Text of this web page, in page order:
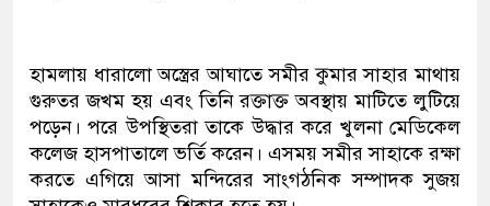
হামলায় ধারালো অস্ত্রের আঘাতে সমীর কুমার সাহার মাথায়
গুরুতর জখম হয় এবং তিনি রক্তাক্ত অবস্থায় মাটিতে লুটিয়ে
পড়েন। পরে উপস্থিতরা তাকে উদ্ধার করে খুলনা মেডিকেল
কলেজ হাসপাতালে ভর্তি করেন। এসময় সমীর সাহাকে রক্ষা
করতে এগিয়ে আসা মন্দিরের সাংগঠনিক সম্পাদক সুজয়